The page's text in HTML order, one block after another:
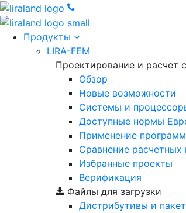
Продукты
LIRA-FEM
Проектирование и расчет
Обзор
Новые возможности
Cистемы и
Доступные нормы
Применение
Сравнение расчетных
Избранные проекты
Верификация
Файлы для загрузки
Дистрибутивы и